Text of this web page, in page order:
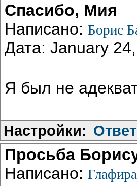
Спасибо, Мия
Написано: Борис
Дата: January
Я был не
Настройки:
Просьба
Написано: Глафира